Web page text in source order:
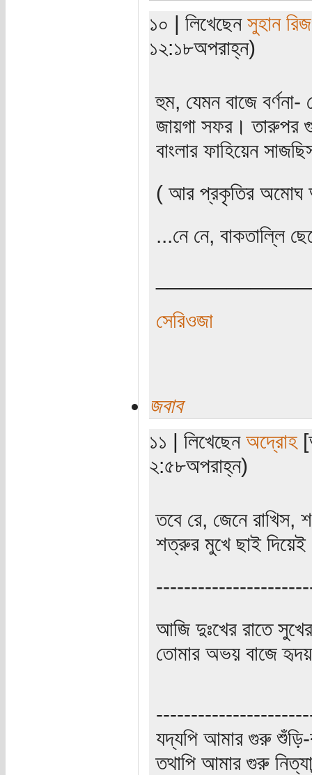
১০ | লিখেছেন সুহান
১২:১৮অপরাহ্ন)
হুম, যেমন বাজে বর্ণনা-
জায়গা সফর। তারুপর
বাংলার ফাহিয়েন
( আর প্রকৃতির অমোঘ
...নে নে, বাকতাল্লি
সেরিওজা
জবাব
১১ | লিখেছেন অদ্রোহ
২:৫৮অপরাহ্ন)
তবে রে, জেনে রাখিস,
শত্রুর মুখে ছাই দিয়েই
আজি দুঃখের রাতে
তোমার অভয় বাজে
যদ্যপি আমার গুরু শুঁড়ি-
তথাপি আমার গুরু